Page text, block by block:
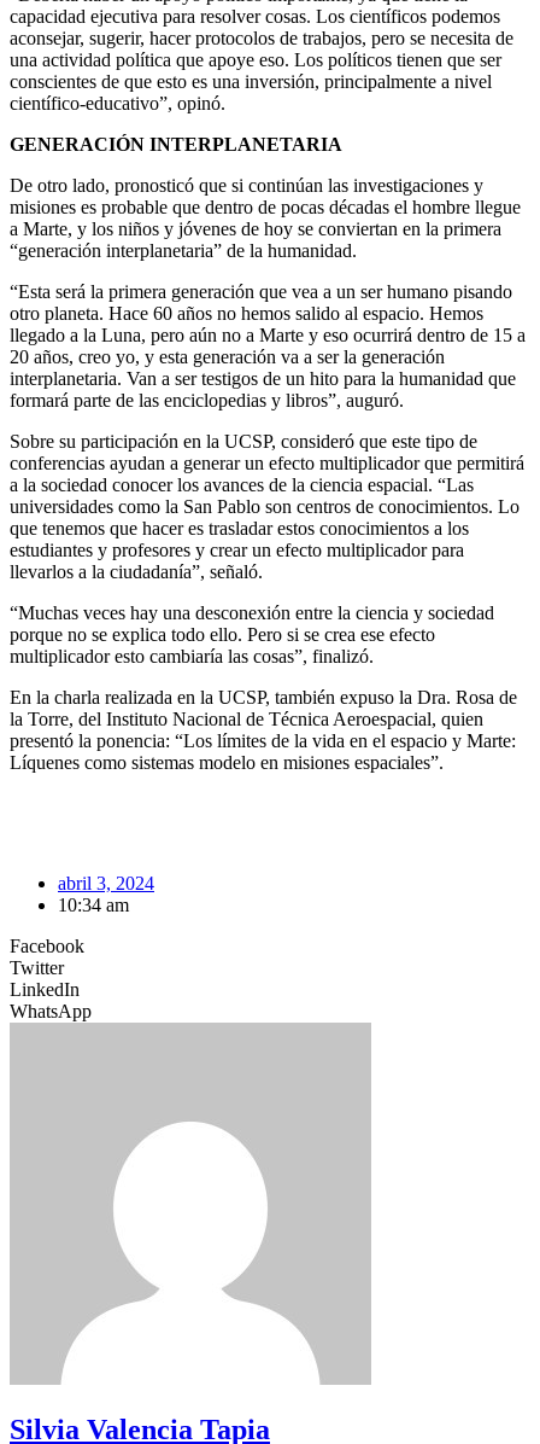
capacidad ejecutiva para resolver cosas. Los científicos podemos
aconsejar, sugerir, hacer protocolos de trabajos, pero se necesita de
una actividad política que apoye eso. Los políticos tienen que ser
conscientes de que esto es una inversión, principalmente a nivel
científico-educativo”, opinó.
GENERACIÓN INTERPLANETARIA
De otro lado, pronosticó que si continúan las investigaciones y
misiones es probable que dentro de pocas décadas el hombre llegue
a Marte, y los niños y jóvenes de hoy se conviertan en la primera
“generación interplanetaria” de la humanidad.
“Esta será la primera generación que vea a un ser humano pisando
otro planeta. Hace 60 años no hemos salido al espacio. Hemos
llegado a la Luna, pero aún no a Marte y eso ocurrirá dentro de 15 a
20 años, creo yo, y esta generación va a ser la generación
interplanetaria. Van a ser testigos de un hito para la humanidad que
formará parte de las enciclopedias y libros”, auguró.
Sobre su participación en la UCSP, consideró que este tipo de
conferencias ayudan a generar un efecto multiplicador que permitirá
a la sociedad conocer los avances de la ciencia espacial. “Las
universidades como la San Pablo son centros de conocimientos. Lo
que tenemos que hacer es trasladar estos conocimientos a los
estudiantes y profesores y crear un efecto multiplicador para
llevarlos a la ciudadanía”, señaló.
“Muchas veces hay una desconexión entre la ciencia y sociedad
porque no se explica todo ello. Pero si se crea ese efecto
multiplicador esto cambiaría las cosas”, finalizó.
En la charla realizada en la UCSP, también expuso la Dra. Rosa de
la Torre, del Instituto Nacional de Técnica Aeroespacial, quien
presentó la ponencia: “Los límites de la vida en el espacio y Marte:
Líquenes como sistemas modelo en misiones espaciales”.
abril 3, 2024
10:34 am
Facebook
Twitter
LinkedIn
WhatsApp
Silvia Valencia Tapia